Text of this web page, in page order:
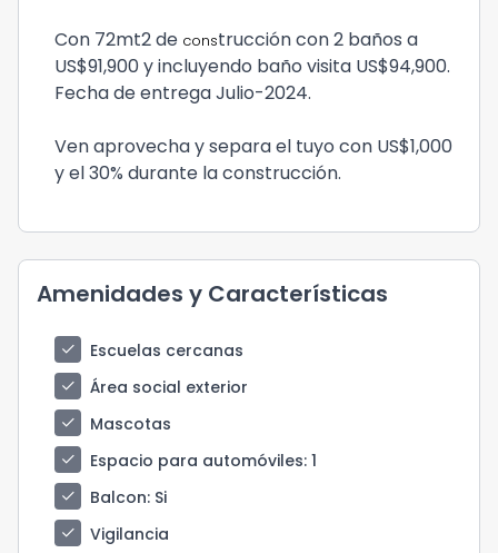
Con 72mt2 de construcción con 2 baños a
US$91,900 y incluyendo baño visita US$94,900.
Fecha de entrega Julio-2024.
Ven aprovecha y separa el tuyo con US$1,000
y el 30% durante la construcción.
Amenidades y Características
check
Escuelas cercanas
check
Área social exterior
check
Mascotas
check
Espacio para automóviles: 1
check
Balcon: Si
check
Vigilancia